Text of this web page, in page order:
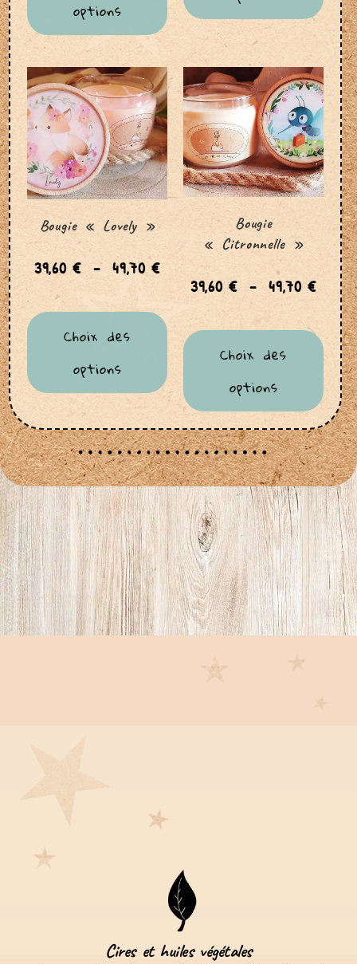
options
Bougie « Lovely »
39,60€ – 49,70€
Choix des
options
Bougie
« Citronnelle »
39,60€ – 49,70€
Choix des
options
Cires et huiles végétales